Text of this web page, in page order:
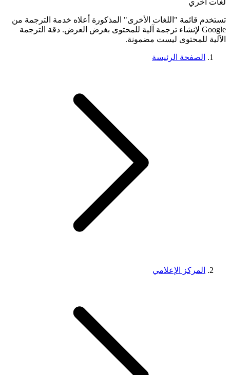
تستخدم قائمة "اللغات الأخرى" المذكورة أعلاه خدمة الترجمة من
Google لإنشاء ترجمة آلية للمحتوى بغرض العرض. دقة الترجمة
الآلية للمحتوى ليست مضمونة.
الصفحة الرئيسة
المركز الإعلامي